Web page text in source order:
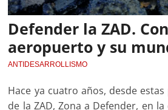
Defender la ZAD.
aeropuerto y su
ANTIDESARROLLISMO
Hace ya cuatro años, desde
de la ZAD, Zona a Defender, en